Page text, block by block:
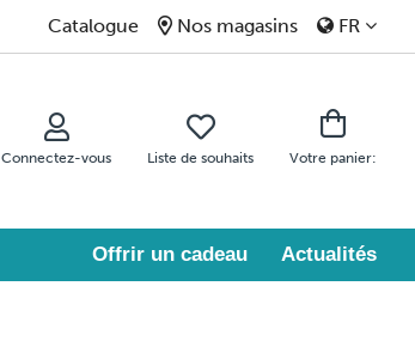
Catalogue Nos magasins FR
Connectez-vous Liste de souhaits Votre panier:
Offrir un cadeau Actualités